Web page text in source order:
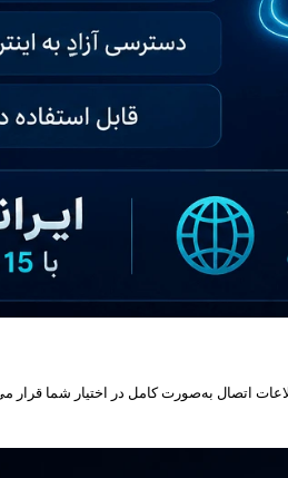
اتصال به‌صورت کامل در اختیار شما